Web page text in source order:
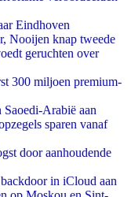
Eindhoven
Nooijen knap tweede
geruchten over
300 miljoen premium-
Arabië aan
sparen vanaf
door aanhoudende
in iCloud aan